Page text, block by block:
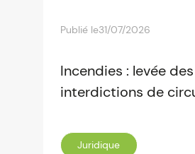
Publié le31/07/2026
Incendies : levée des
interdictions de
Juridique